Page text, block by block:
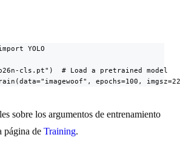
YOLO
cls.pt")  # Load a pretrained model
epochs=100,
sobre los argumentos de entrenamiento
página de Training.